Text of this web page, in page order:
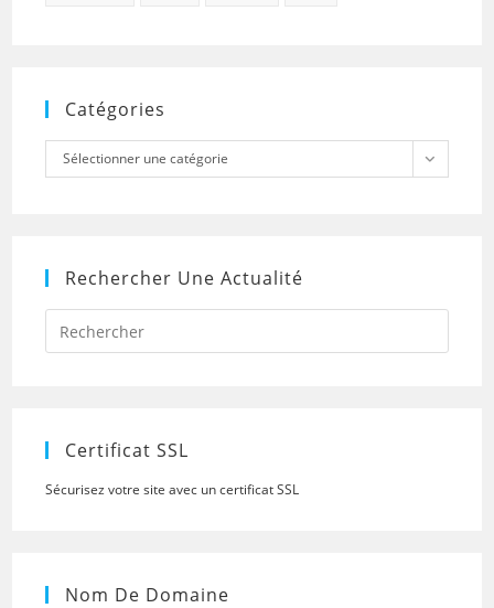
Catégories
Catégories
Sélectionner une catégorie
Rechercher Une Actualité
Press
to
Certificat SSL
Sécurisez votre site avec un certificat SSL
Nom De Domaine